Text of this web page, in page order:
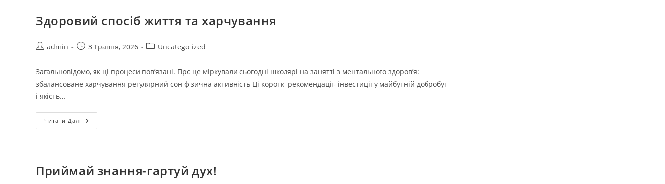
Здоровий спосіб життя та харчування
admin 3 Травня, 2026 Uncategorized
Загальновідомо, як ці процеси повʼязані. Про це міркували сьогодні школярі на занятті з ментального здоровʼя:
збалансоване харчування регулярний сон фізична активність Ці короткі рекомендації- інвестиції у майбутній добробут
і якість…
Читати Далі
Приймай знання-гартуй дух!